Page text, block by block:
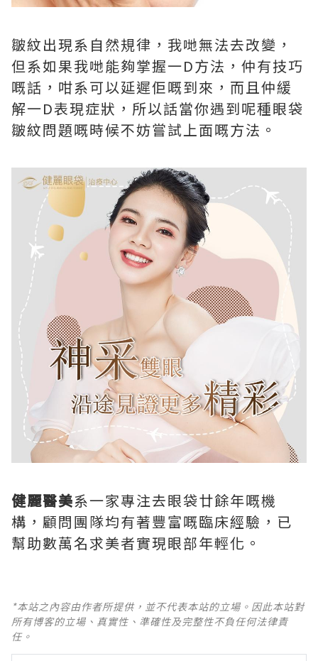
皺紋出現系自然規律，我哋無法去改變，
但系如果我哋能夠掌握一D方法，仲有技巧
嘅話，咁系可以延遲佢嘅到來，而且仲緩
解一D表現症狀，所以話當你遇到呢種眼袋
皺紋問題嘅時候不妨嘗試上面嘅方法。
健麗醫美系一家專注去眼袋廿餘年嘅機
構，顧問團隊均有著豐富嘅臨床經驗，已
幫助數萬名求美者實現眼部年輕化。
*本站之內容由作者所提供，並不代表本站的立場。因此本站對
所有博客的立場、真實性、準確性及完整性不負任何法律責
任。